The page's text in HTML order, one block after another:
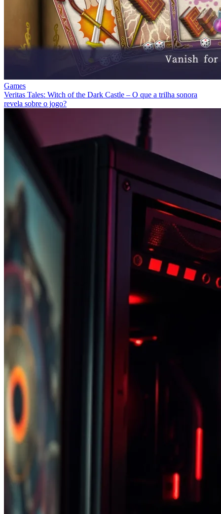
Games
Veritas Tales: Witch of the Dark Castle – O que a trilha sonora
revela sobre o jogo?